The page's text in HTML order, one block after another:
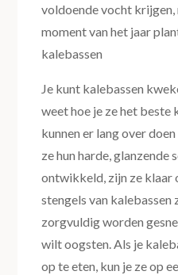
voldoende vocht krijgen,
moment van het jaar
kalebassen
Je kunt kalebassen
weet hoe je ze het beste
kunnen er lang over
ze hun harde, glanzende
ontwikkeld, zijn ze klaar
stengels van kalebassen
zorgvuldig worden
wilt oogsten. Als je
op te eten, kun je ze op